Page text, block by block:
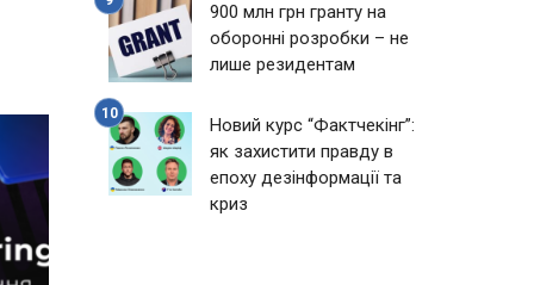
900 млн грн гранту на
оборонні розробки – не
лише резидентам
Новий курс “Фактчекінг”:
як захистити правду в
епоху дезінформації та
криз